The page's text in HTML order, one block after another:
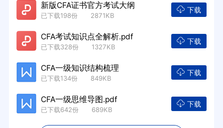
新版CFA证书官方考试大纲
已下载198份 2871KB
下载
CFA考试知识点全解析.pdf
已下载328份 1327KB
下载
CFA一级知识结构梳理
已下载134份 849KB
下载
CFA一级思维导图.pdf
已下载642份 689KB
下载